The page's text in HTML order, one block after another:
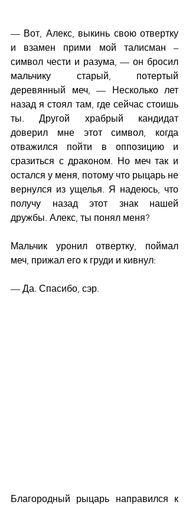
— Вот, Алекс, выкинь свою отвертку
и взамен прими мой талисман –
символ чести и разума, — он бросил
мальчику старый, потертый
деревянный меч, — Несколько лет
назад я стоял там, где сейчас стоишь
ты. Другой храбрый кандидат
доверил мне этот символ, когда
отважился пойти в оппозицию и
сразиться с драконом. Но меч так и
остался у меня, потому что рыцарь не
вернулся из ущелья. Я надеюсь, что
получу назад этот знак нашей
дружбы. Алекс, ты понял меня?
Мальчик уронил отвертку, поймал
меч, прижал его к груди и кивнул:
— Да. Спасибо, сэр.
Благородный рыцарь направился к